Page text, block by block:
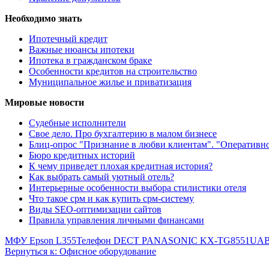
Необходимо знать
Ипотечный кредит
Важные нюансы ипотеки
Ипотека в гражданском браке
Особенности кредитов на строительство
Муниципальное жилье и приватизация
Мировые новости
Судебные исполнители
Свое дело. Про бухгалтерию в малом бизнесе
Блиц-опрос "Признание в любви клиентам".
Бюро кредитных историй
К чему приведет плохая кредитная история?
Как выбрать самый уютный отель?
Интерьерные особенности выбора стилистики отеля
Что такое срм и как купить срм-систему
Виды SEO-оптимизации сайтов
Правила управления личными финансами
МФУ Epson L355Телефон DECT PANASONIC KX-
Вернуться к: Офисное оборудование